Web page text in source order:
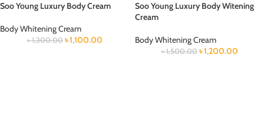
Soo Young Luxury Body Cream
Body Whitening Cream
৳1,300.00 ৳1,100.00
Soo Young Luxury Body Witening
Cream
Body Whitening Cream
৳1,500.00 ৳1,200.00